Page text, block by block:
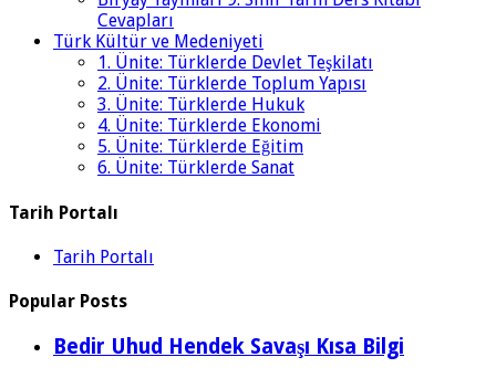
Cevapları
Türk Kültür ve Medeniyeti
1. Ünite: Türklerde Devlet Teşkilatı
2. Ünite: Türklerde Toplum Yapısı
3. Ünite: Türklerde Hukuk
4. Ünite: Türklerde Ekonomi
5. Ünite: Türklerde Eğitim
6. Ünite: Türklerde Sanat
Tarih Portalı
Tarih Portalı
Popular Posts
Bedir Uhud Hendek Savaşı Kısa Bilgi